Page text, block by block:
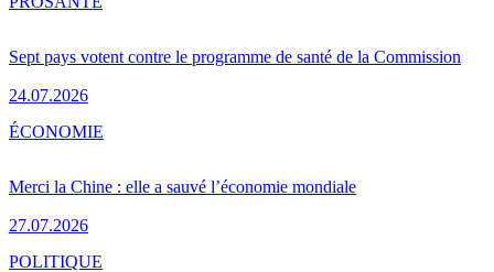
Sept pays votent contre le programme de santé de la Commission
24.07.2026
Merci la Chine : elle a sauvé l’économie mondiale
27.07.2026
ÉCONOMIE
POLITIQUE